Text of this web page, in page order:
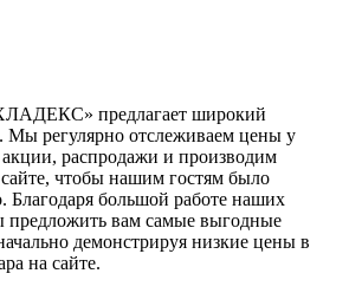
предлагает широкий
Мы регулярно отслеживаем цены у
распродажи и производим
чтобы нашим гостям было
Благодаря большой работе наших
предложить вам самые выгодные
демонстрируя низкие цены в
на сайте.